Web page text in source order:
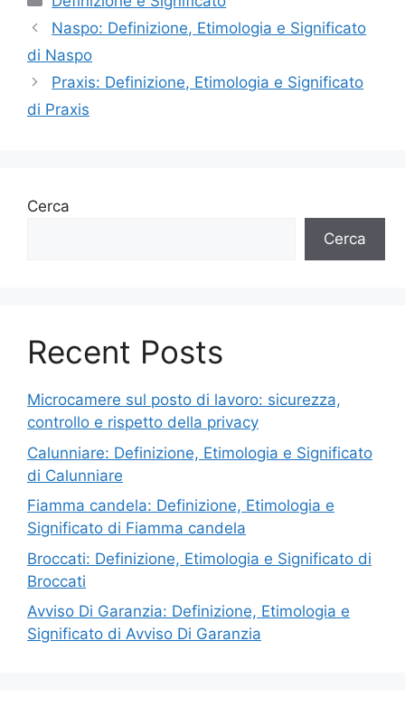
Naspo: Definizione, Etimologia e Significato
di Naspo
Praxis: Definizione, Etimologia e Significato
di Praxis
Cerca
Cerca
Recent Posts
Microcamere sul posto di lavoro: sicurezza,
controllo e rispetto della privacy
Calunniare: Definizione, Etimologia e Significato
di Calunniare
Fiamma candela: Definizione, Etimologia e
Significato di Fiamma candela
Broccati: Definizione, Etimologia e Significato di
Broccati
Avviso Di Garanzia: Definizione, Etimologia e
Significato di Avviso Di Garanzia